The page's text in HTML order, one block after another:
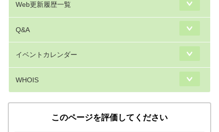
Web更新履歴一覧
Q&A
イベントカレンダー
WHOIS
このページを評価してください